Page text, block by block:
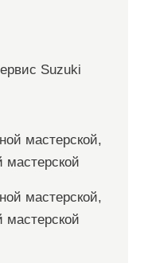
Suzuki
мастерской,
мастерской,